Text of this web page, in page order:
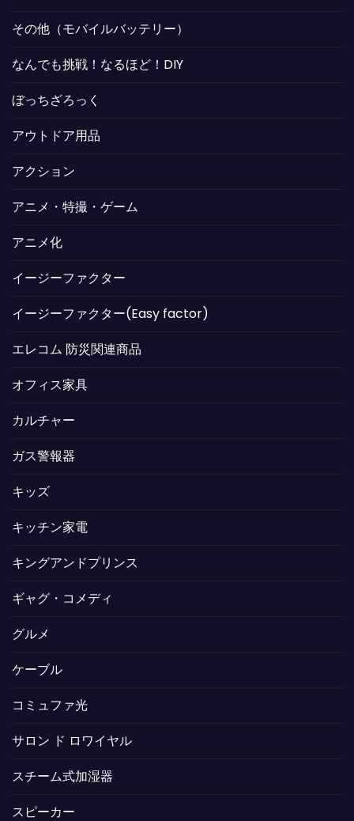
その他（モバイルバッテリー）
なんでも挑戦！なるほど！DIY
ぼっちざろっく
アウトドア用品
アクション
アニメ・特撮・ゲーム
アニメ化
イージーファクター
イージーファクター(Easy factor)
エレコム 防災関連商品
オフィス家具
カルチャー
ガス警報器
キッズ
キッチン家電
キングアンドプリンス
ギャグ・コメディ
グルメ
ケーブル
コミュファ光
サロン ド ロワイヤル
スチーム式加湿器
スピーカー